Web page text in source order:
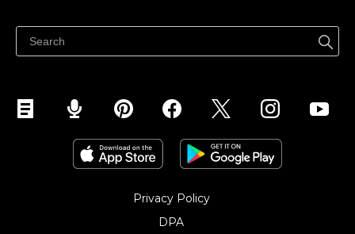
Quảng bá ở bất cứ đâu
Kiểm soát mọi thứ
Privacy Policy
DPA